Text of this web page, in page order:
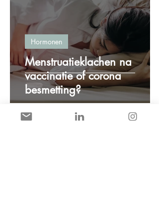
Menstruatieklachen na
vaccinatie of corona
besmetting?
Hormonen